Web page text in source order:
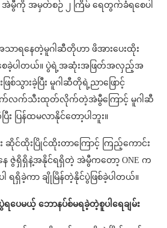
မွီကို အမှတ်စဉ် ၂ ကြိမ် ရေတွက်ခံရစေပါ
ာရနေတဲ့မူဂါဆီတိုဟာ ဖိအားပေးထိုး
ေခဲ့ပါတယ်။ ပွဲရဲ့အဆုံးအဖြတ်အလှည့်အ
စ်သွားခဲ့ပြီး မူဂါဆီတိုရဲ့ညာဖြောင့်
လက်သီးထုတ်လိုက်တဲ့အဲမွီကြောင့် မူဂါဆီ
ပြန်ထမလာနိုင်တော့ပါဘူး။
ဆိုင်ထိုးပြိုင်ထိုးတာကြောင့် ကြည့်ကောင်း
ေ ဇွဲရှိရှိနဲ့အနိုင်ရရှိတဲ့ အဲမွီကတော့ ONE က
ရရှိခဲ့ကာ ချိုမြိန်တဲ့နိုင်ပွဲဖြစ်ခဲ့ပါတယ်။
ေမယ့် ဘောနပ်စ်မရခဲ့တဲ့စူပါရေချမ်း